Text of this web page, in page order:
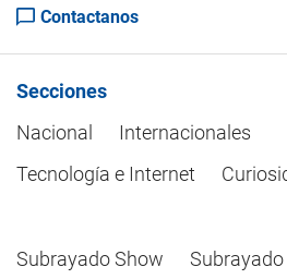
Contactanos
Secciones
Nacional
Internacionales
Tecnología e Internet
Subrayado Show